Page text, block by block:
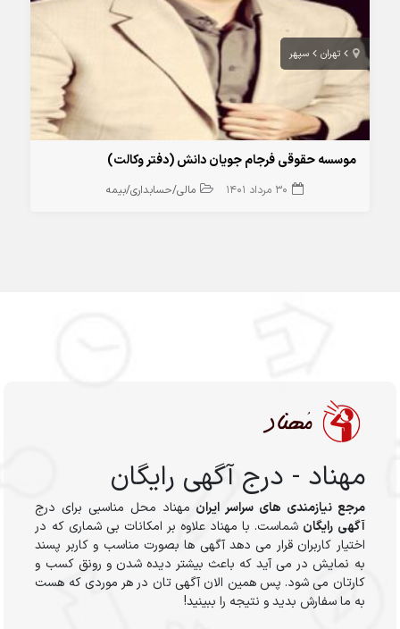
تهران سپهر
موسسه حقوقی فرجام جویان دانش (دفتر وکالت)
30 مرداد 1401 مالی/حسابداری/بیمه
مهناد - درج آگهی رایگان
مرجع نیازمندی های سراسر ایران مهناد محل مناسبی برای درج
آگهی رایگان شماست. با مهناد علاوه بر امکانات بی شماری که در
اختیار کاربران قرار می دهد آگهی ها بصورت مناسب و کاربر پسند
به نمایش در می آید که باعث بیشتر دیده شدن و رونق کسب و
کارتان می شود. پس همین الان آگهی تان در هر موردی که هست
به ما سفارش بدید و نتیجه را ببینید!